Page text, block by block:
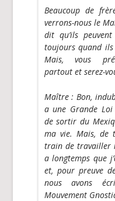
Beaucoup de
verrons-nous le
dit qu’ils
toujours quand ils
Mais, vous
partout et serez-
Maître: Bon,
a une Grande Loi
de sortir du
ma vie. Mais, de
train de travailler
a longtemps que
et, pour preuve
nous avons
Mouvement